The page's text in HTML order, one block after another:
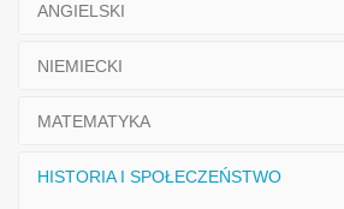
ANGIELSKI
NIEMIECKI
MATEMATYKA
HISTORIA I SPOŁECZEŃSTWO